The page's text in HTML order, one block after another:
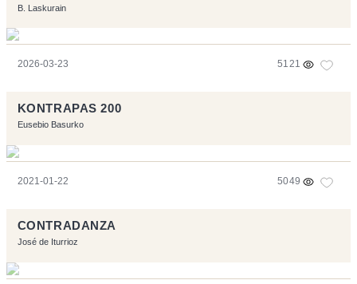
B. Laskurain
2026-03-23 5121
KONTRAPAS 200
Eusebio Basurko
2021-01-22 5049
CONTRADANZA
José de Iturrioz